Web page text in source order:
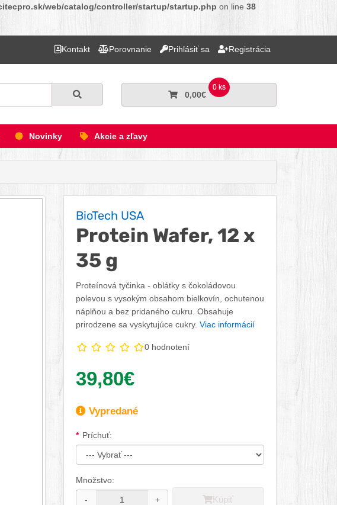
web/catalog/controller/startup/startup.php on line 38
Kontakt Porovnanie Prihlásiť sa Registrácia
0 ks
0,00€
Novinky Akcie a zľavy
BioTech USA
Protein Wafer, 12 x
35 g
Proteínová tyčinka - oblátky s čokoládovou
polevou s vysokým obsahom bielkovín, ochutenou
náplňou a bez pridaného cukru. Obsahuje
prirodzene sa vyskytujúce cukry. Viac informácií
0 hodnotení
39,80€
Dostupnosť:
Vypredané
Dostupné možnosti
Príchuť:
Množstvo:
- + Kúpiť